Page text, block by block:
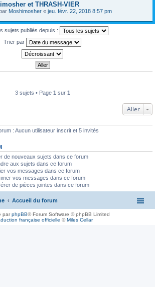
et THRASH-VIER
Moshimosher « jeu. févr. 22, 2018 8:57 pm
sujets publiés depuis :
Trier par
3 sujets • Page 1 sur 1
Aller
: Aucun utilisateur inscrit et 5 invités
de nouveaux sujets dans ce forum
aux sujets dans ce forum
vos messages dans ce forum
vos messages dans ce forum
de pièces jointes dans ce forum
Accueil du forum
parphpBB® Forum Software © phpBB Limited
française officielle ©Miles Cellar